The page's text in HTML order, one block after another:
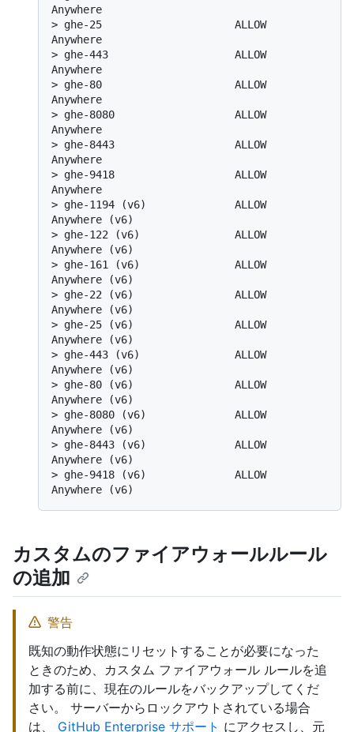
Anywhere
> ghe-25                     ALLOW
Anywhere
> ghe-443                    ALLOW
Anywhere
> ghe-80                     ALLOW
Anywhere
> ghe-8080                   ALLOW
Anywhere
> ghe-8443                   ALLOW
Anywhere
> ghe-9418                   ALLOW
Anywhere
> ghe-1194 (v6)              ALLOW
Anywhere (v6)
> ghe-122 (v6)               ALLOW
Anywhere (v6)
> ghe-161 (v6)               ALLOW
Anywhere (v6)
> ghe-22 (v6)                ALLOW
Anywhere (v6)
> ghe-25 (v6)                ALLOW
Anywhere (v6)
> ghe-443 (v6)               ALLOW
Anywhere (v6)
> ghe-80 (v6)                ALLOW
Anywhere (v6)
> ghe-8080 (v6)              ALLOW
Anywhere (v6)
> ghe-8443 (v6)              ALLOW
Anywhere (v6)
> ghe-9418 (v6)              ALLOW
Anywhere (v6)
カスタムのファイアウォールルール
の追加
警告
既知の動作状態にリセットすることが必要になった
ときのため、カスタム ファイアウォール ルールを追
加する前に、現在のルールをバックアップしてくだ
さい。 サーバーからロックアウトされている場合
は、 GitHub Enterprise サポート にアクセスし、元